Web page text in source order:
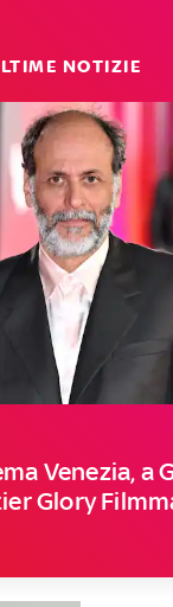
NOTIZIE
Venezia, a
Glory